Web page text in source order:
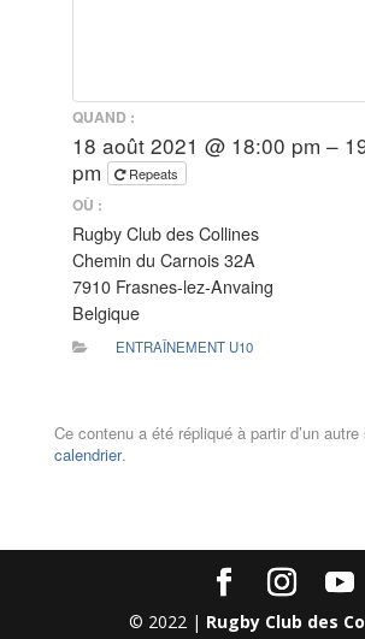
QUAND :
18 août 2021 @ 18:00 pm –
pm
Repeats
OÙ :
Rugby Club des Collines
Chemin du Carnois 32A
7910 Frasnes-lez-Anvaing
Belgique
ENTRAÎNEMENT U10
Ce contenu a été répliqué à partir d’un autre
calendrier.
© 2022 | Rugby Club des